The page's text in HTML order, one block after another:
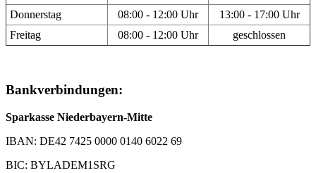
Donnerstag 08:00 - 12:00 Uhr
13:00 - 17:00 Uhr
Freitag
08:00 - 12:00 Uhr geschlossen
Bankverbindungen:
Sparkasse Niederbayern-Mitte
IBAN: DE42 7425 0000 0140 6022 69
BIC: BYLADEM1SRG